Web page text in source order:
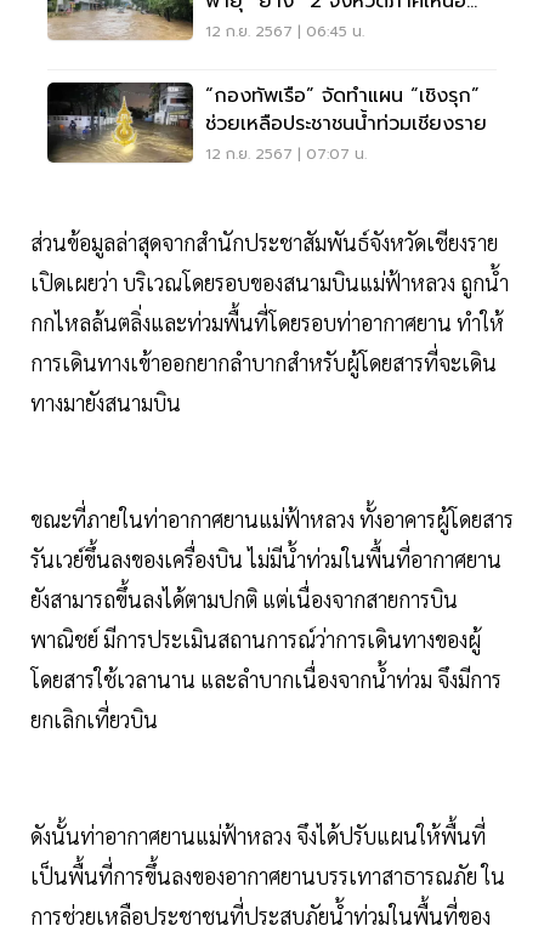
จราจรผ่านไม่ได้
12 ก.ย. 2567 | 06:45 น.
“กองทัพเรือ” จัดทำแผน “เชิงรุก”
ช่วยเหลือประชาชนน้ำท่วมเชียงราย
12 ก.ย. 2567 | 07:07 น.
ส่วนข้อมูลล่าสุดจากสำนักประชาสัมพันธ์จังหวัดเชียงราย
เปิดเผยว่า บริเวณโดยรอบของสนามบินแม่ฟ้าหลวง ถูกน้ำ
กกไหลล้นตลิ่งและท่วมพื้นที่โดยรอบท่าอากาศยาน ทำให้
การเดินทางเข้าออกยากลำบากสำหรับผู้โดยสารที่จะเดิน
ทางมายังสนามบิน
ขณะที่ภายในท่าอากาศยานแม่ฟ้าหลวง ทั้งอาคารผู้โดยสาร
รันเวย์ขึ้นลงของเครื่องบิน ไม่มีน้ำท่วมในพื้นที่อากาศยาน
ยังสามารถขึ้นลงได้ตามปกติ แต่เนื่องจากสายการบิน
พาณิชย์ มีการประเมินสถานการณ์ว่าการเดินทางของผู้
โดยสารใช้เวลานาน และลำบากเนื่องจากน้ำท่วม จึงมีการ
ยกเลิกเที่ยวบิน
ดังนั้นท่าอากาศยานแม่ฟ้าหลวง จึงได้ปรับแผนให้พื้นที่
เป็นพื้นที่การขึ้นลงของอากาศยานบรรเทาสาธารณภัย ใน
การช่วยเหลือประชาชนที่ประสบภัยน้ำท่วมในพื้นที่ของ